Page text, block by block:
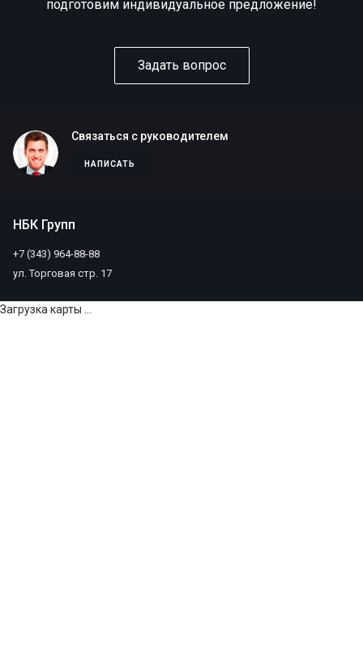
подготовим индивидуальное предложение!
Задать вопрос
Связаться с руководителем
НАПИСАТЬ
НБК Групп
+7 (343) 964-88-88
ул. Торговая стр. 17
Загрузка карты ...